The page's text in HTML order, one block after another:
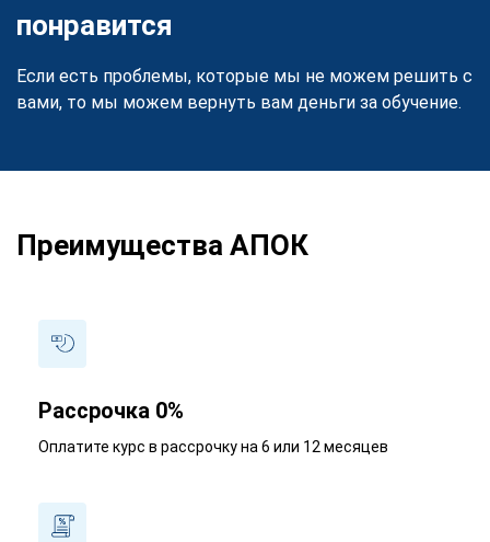
понравится
Если есть проблемы, которые мы не можем решить с
вами, то мы можем вернуть вам деньги за обучение.
Преимущества АПОК
Рассрочка 0%
Оплатите курс в рассрочку на 6 или 12 месяцев